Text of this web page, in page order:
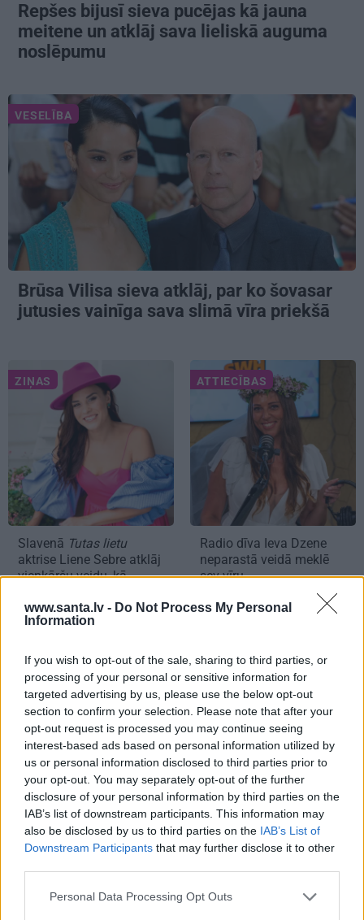
www.santa.lv - Do Not Process My Personal
Information
If you wish to opt-out of the sale, sharing to third parties, or
processing of your personal or sensitive information for
targeted advertising by us, please use the below opt-out
section to confirm your selection. Please note that after your
opt-out request is processed you may continue seeing
interest-based ads based on personal information utilized by
us or personal information disclosed to third parties prior to
your opt-out. You may separately opt-out of the further
disclosure of your personal information by third parties on the
IAB’s list of downstream participants. This information may
also be disclosed by us to third parties on the IAB’s List of
Downstream Participants that may further disclose it to other
Personal Data Processing Opt Outs
Repšes bijusī sieva pucējas kā jauna
meitene un atklāj sava lieliskā auguma
noslēpumu
VESELĪBA
Brūsa Vilisa sieva atklāj, par ko šovasar
jutusies vainīga sava slimā vīra priekšā
ZIŅAS
Slavenā Tutas lietu
aktrise Liene Sebre atklāj
vienkāršu veidu, kā
ATTIECĪBAS
Radio dīva Ieva Dzene
neparastā veidā meklē
sev vīru